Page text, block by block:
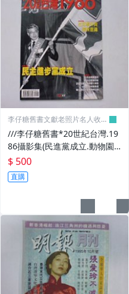
其它
李仔糖舊書文獻老照片名人收藏
///李仔糖舊書*20世紀台灣.19
86攝影集(民進黨成立.動物園
喬遷)(k507)
$ 500
直購